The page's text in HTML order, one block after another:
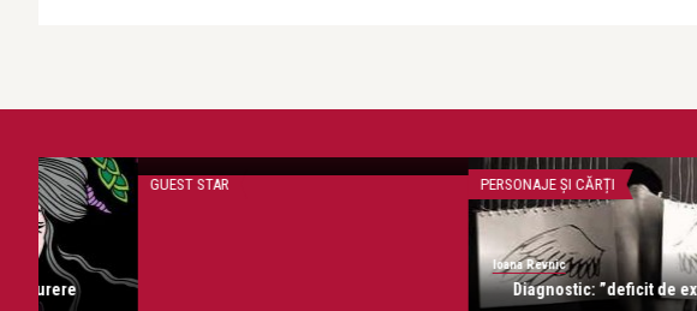
GUEST STAR PERSONAJE ȘI CĂRȚI
Diagnostic: ”deficit de existență”